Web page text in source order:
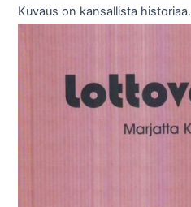
Kuvaus on kansallista historiaa.